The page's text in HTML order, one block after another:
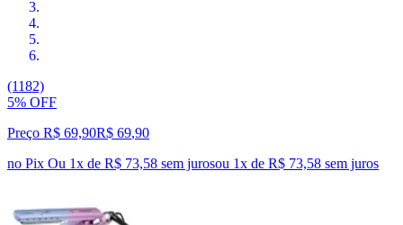
(1182)
5% OFF
Preço R$ 69,90R$ 69,90
no Pix Ou 1x de R$ 73,58 sem jurosou 1x de R$ 73,58 sem juros